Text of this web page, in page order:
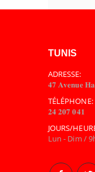
TUNIS
ADRESSE:
𝟒𝟕 𝐀𝐯𝐞𝐧𝐮𝐞
TÉLÉPHONE:
𝟐𝟒 𝟐𝟎𝟕 𝟎𝟒𝟏
JOURS/
Lun - Dim /